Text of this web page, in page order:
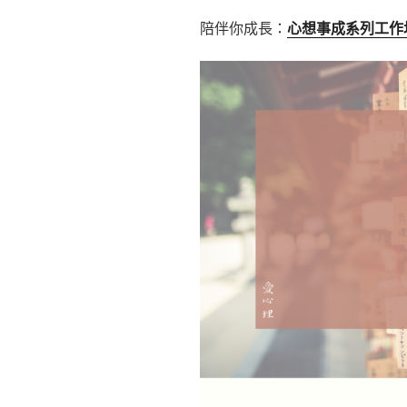
陪伴你成長： 心想事成系列工作